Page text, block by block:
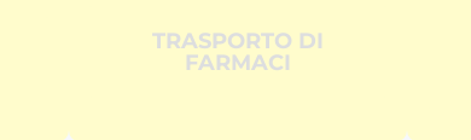
TRASPORTO DI
FARMACI